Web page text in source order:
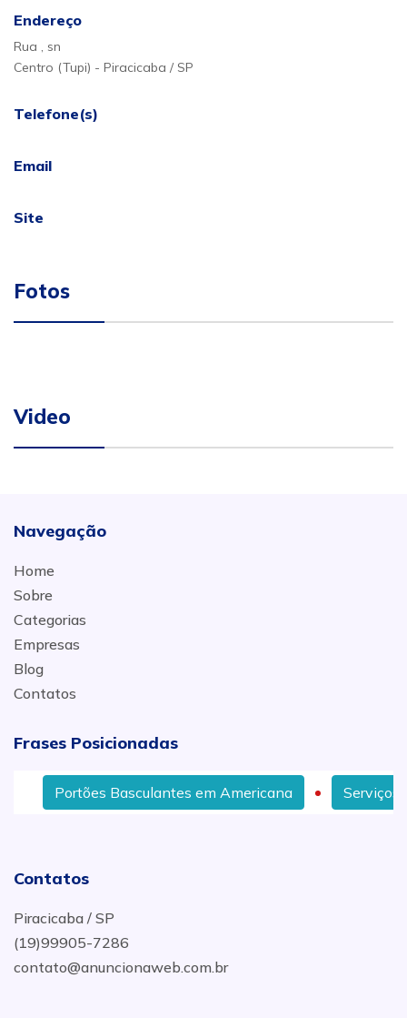
Endereço
Rua , sn
Centro (Tupi) - Piracicaba / SP
Telefone(s)
Email
Site
Fotos
Video
Navegação
Home
Sobre
Categorias
Empresas
Blog
Contatos
Frases Posicionadas
Portões Basculantes em Americana Serviços
Contatos
Piracicaba / SP
(19)99905-7286
contato@anuncionaweb.com.br